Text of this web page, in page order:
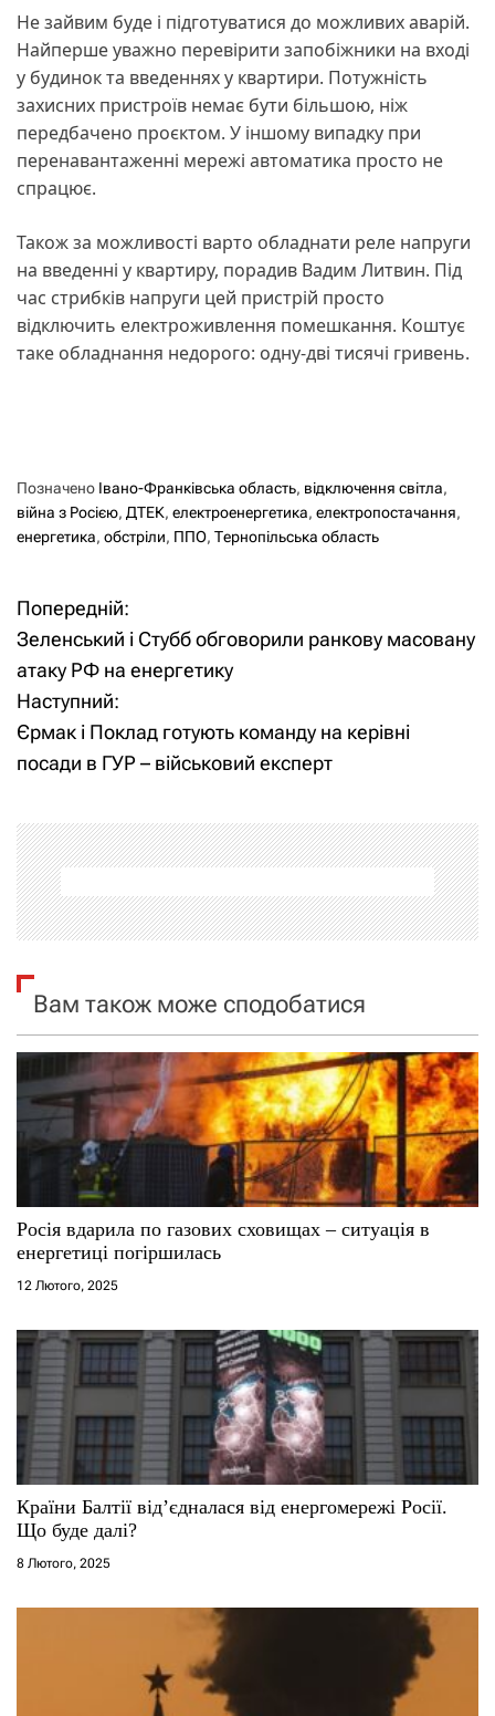
Не зайвим буде і підготуватися до можливих аварій.
Найперше уважно перевірити запобіжники на вході
у будинок та введеннях у квартири. Потужність
захисних пристроїв немає бути більшою, ніж
передбачено проєктом. У іншому випадку при
перенавантаженні мережі автоматика просто не
спрацює.
Також за можливості варто обладнати реле напруги
на введенні у квартиру, порадив Вадим Литвин. Під
час стрибків напруги цей пристрій просто
відключить електроживлення помешкання. Коштує
таке обладнання недорого: одну-дві тисячі гривень.
Позначено Івано-Франківська область, відключення світла,
війна з Росією, ДТЕК, електроенергетика, електропостачання,
енергетика, обстріли, ППО, Тернопільська область
Н
а
в
і
а
ц
і
я
з
а
п
с
і
в
Попередній:
Зеленський і Стубб обговорили ранкову масовану
атаку РФ на енергетику
Наступний:
Єрмак і Поклад готують команду на керівні
посади в ГУР – військовий експерт
Вам також може сподобатися
Росія вдарила по газових сховищах – ситуація в
енергетиці погіршилась
12 Лютого, 2025
Країни Балтії від’єдналася від енергомережі Росії.
Що буде далі?
8 Лютого, 2025